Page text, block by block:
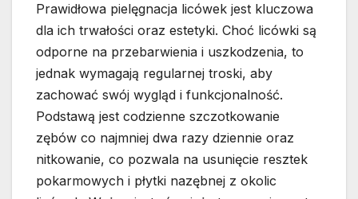
Prawidłowa pielęgnacja licówek jest kluczowa
dla ich trwałości oraz estetyki. Choć licówki są
odporne na przebarwienia i uszkodzenia, to
jednak wymagają regularnej troski, aby
zachować swój wygląd i funkcjonalność.
Podstawą jest codzienne szczotkowanie
zębów co najmniej dwa razy dziennie oraz
nitkowanie, co pozwala na usunięcie resztek
pokarmowych i płytki nazębnej z okolic